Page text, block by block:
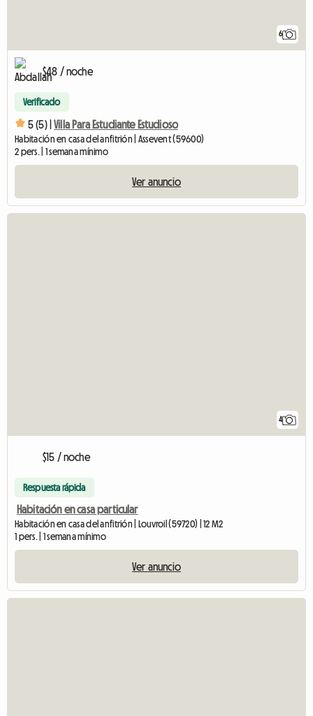
6
$48 / noche
Verificado
5 (5) | Villa Para Estudiante Estudioso
Habitación en casa del anfitrión | Assevent (59600)
2 pers. | 1 semana mínimo
Ver anuncio
4
$15 / noche
Respuesta rápida
Habitación en casa particular
Habitación en casa del anfitrión | Louvroil (59720) | 12 M2
1 pers. | 1 semana mínimo
Ver anuncio